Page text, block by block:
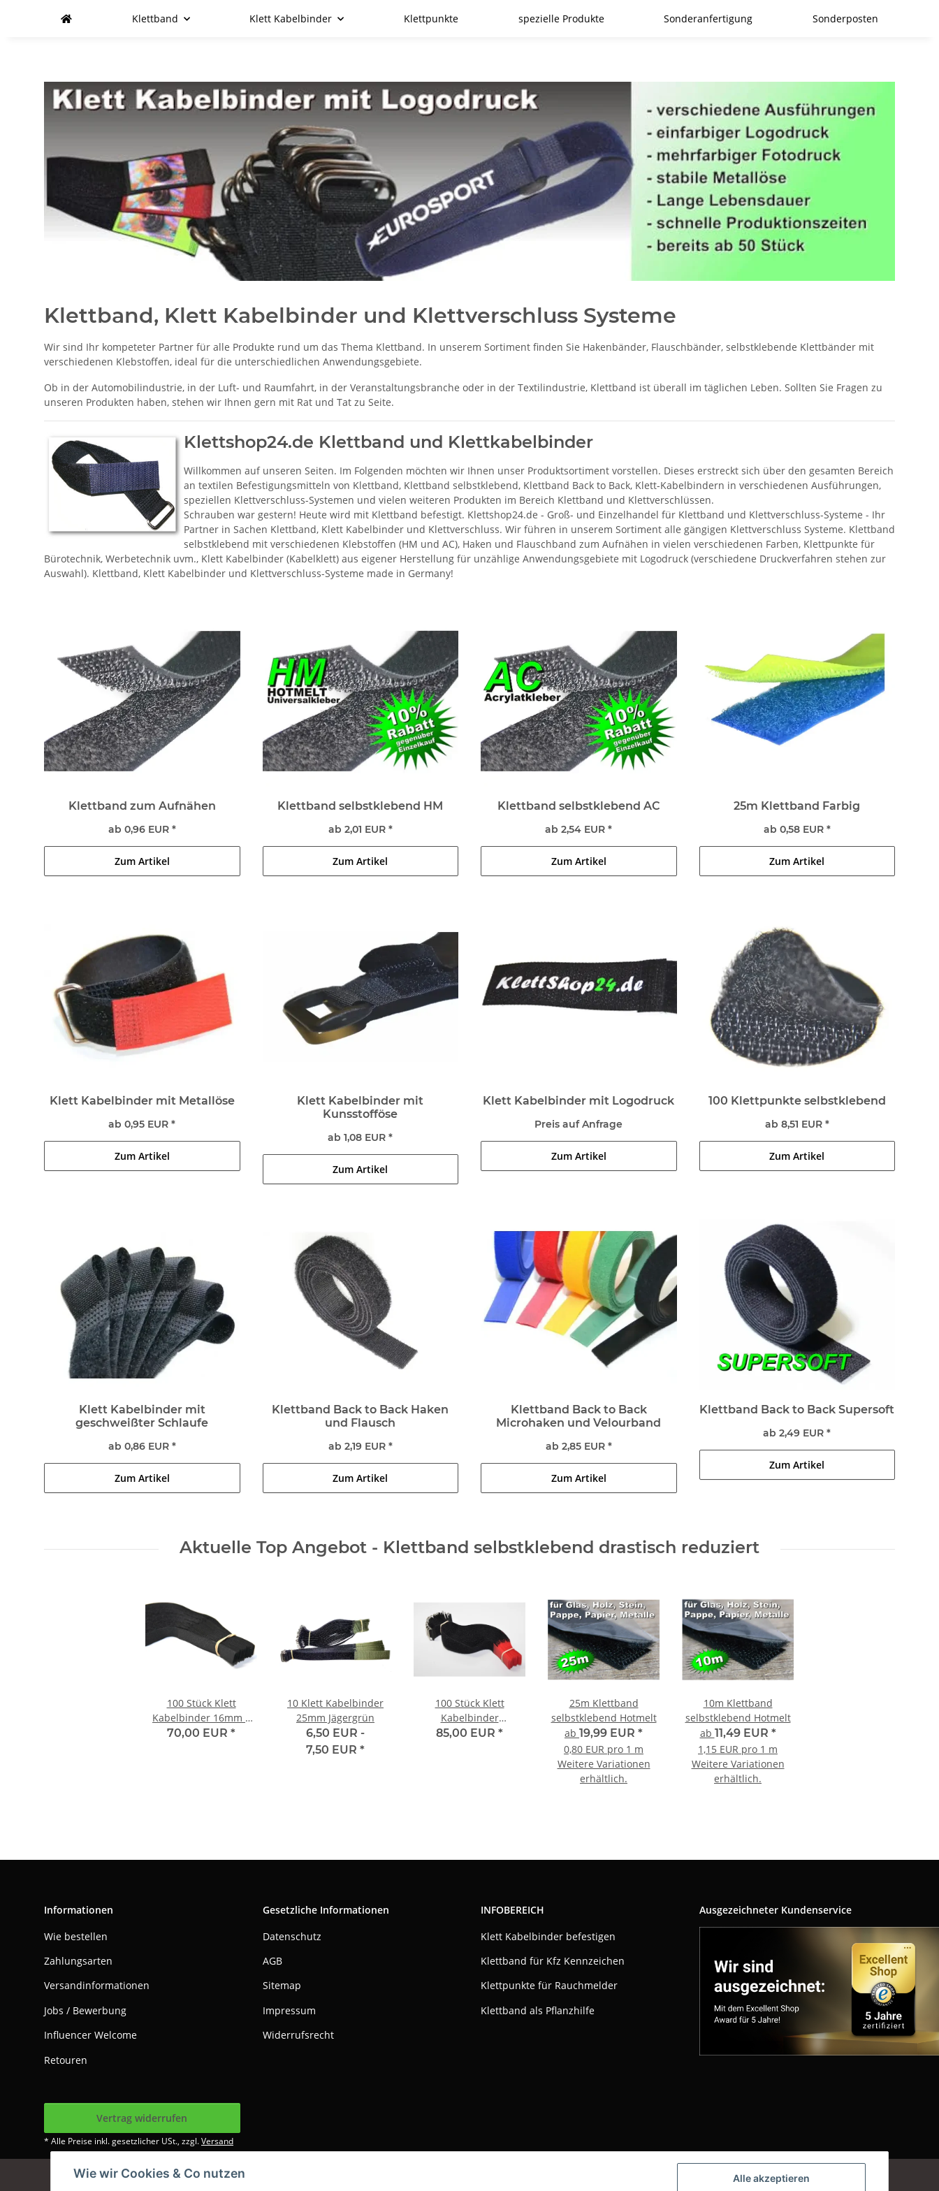
Alle akzeptieren
Wie wir Cookies & Co nutzen
Klettband Klett Kabelbinder Klettpunkte spezielle Produkte Sonderanfertigung Sonderposten
Klettband, Klett Kabelbinder und Klettverschluss Systeme
Wir sind Ihr kompeteter Partner für alle Produkte rund um das Thema Klettband. In unserem Sortiment finden Sie Hakenbänder, Flauschbänder, selbstklebende Klettbänder mit
verschiedenen Klebstoffen, ideal für die unterschiedlichen Anwendungsgebiete.
Ob in der Automobilindustrie, in der Luft- und Raumfahrt, in der Veranstaltungsbranche oder in der Textilindustrie, Klettband ist überall im täglichen Leben. Sollten Sie Fragen zu
unseren Produkten haben, stehen wir Ihnen gern mit Rat und Tat zu Seite.
Klettshop24.de Klettband und Klettkabelbinder
Willkommen auf unseren Seiten. Im Folgenden möchten wir Ihnen unser Produktsortiment vorstellen. Dieses erstreckt sich über den gesamten Bereich
an textilen Befestigungsmitteln von Klettband, Klettband selbstklebend, Klettband Back to Back, Klett-Kabelbindern in verschiedenen Ausführungen,
speziellen Klettverschluss-Systemen und vielen weiteren Produkten im Bereich Klettband und Klettverschlüssen.
Schrauben war gestern! Heute wird mit Klettband befestigt. Klettshop24.de - Groß- und Einzelhandel für Klettband und Klettverschluss-Systeme - Ihr
Partner in Sachen Klettband, Klett Kabelbinder und Klettverschluss. Wir führen in unserem Sortiment alle gängigen Klettverschluss Systeme. Klettband
selbstklebend mit verschiedenen Klebstoffen (HM und AC), Haken und Flauschband zum Aufnähen in vielen verschiedenen Farben, Klettpunkte für
Bürotechnik, Werbetechnik uvm., Klett Kabelbinder (Kabelklett) aus eigener Herstellung für unzählige Anwendungsgebiete mit Logodruck (verschiedene Druckverfahren stehen zur
Auswahl). Klettband, Klett Kabelbinder und Klettverschluss-Systeme made in Germany!
Klettband zum Aufnähen
ab 0,96 EUR *
Zum Artikel
Klettband selbstklebend HM
ab 2,01 EUR *
Zum Artikel
Klettband selbstklebend AC
ab 2,54 EUR *
Zum Artikel
25m Klettband Farbig
ab 0,58 EUR *
Zum Artikel
Klett Kabelbinder mit Metallöse
ab 0,95 EUR *
Zum Artikel
Klett Kabelbinder mit
Kunsstofföse
ab 1,08 EUR *
Zum Artikel
Klett Kabelbinder mit Logodruck
Preis auf Anfrage
Zum Artikel
100 Klettpunkte selbstklebend
ab 8,51 EUR *
Zum Artikel
Klett Kabelbinder mit
geschweißter Schlaufe
ab 0,86 EUR *
Zum Artikel
Klettband Back to Back Haken
und Flausch
ab 2,19 EUR *
Zum Artikel
Klettband Back to Back
Microhaken und Velourband
ab 2,85 EUR *
Zum Artikel
Klettband Back to Back Supersoft
ab 2,49 EUR *
Zum Artikel
Aktuelle Top Angebot - Klettband selbstklebend drastisch reduziert
100 Stück Klett
Kabelbinder 16mm x
300mm SCHWARZ
70,00 EUR *
10 Klett Kabelbinder
25mm Jägergrün
6,50 EUR -
7,50 EUR *
100 Stück Klett
Kabelbinder
Festmontage 38mm x
85,00 EUR *
25m Klettband
selbstklebend Hotmelt
ab 19,99 EUR *
0,80 EUR pro 1 m
Weitere Variationen
erhältlich.
10m Klettband
selbstklebend Hotmelt
ab 11,49 EUR *
1,15 EUR pro 1 m
Weitere Variationen
erhältlich.
Informationen
Wie bestellen
Zahlungsarten
Versandinformationen
Jobs / Bewerbung
Influencer Welcome
Retouren
Gesetzliche Informationen
Datenschutz
AGB
Sitemap
Impressum
Widerrufsrecht
INFOBEREICH
Klett Kabelbinder befestigen
Klettband für Kfz Kennzeichen
Klettpunkte für Rauchmelder
Klettband als Pflanzhilfe
Ausgezeichneter Kundenservice
Vertrag widerrufen
* Alle Preise inkl. gesetzlicher USt., zzgl.Versand
Google Analytics deaktivieren Powered by